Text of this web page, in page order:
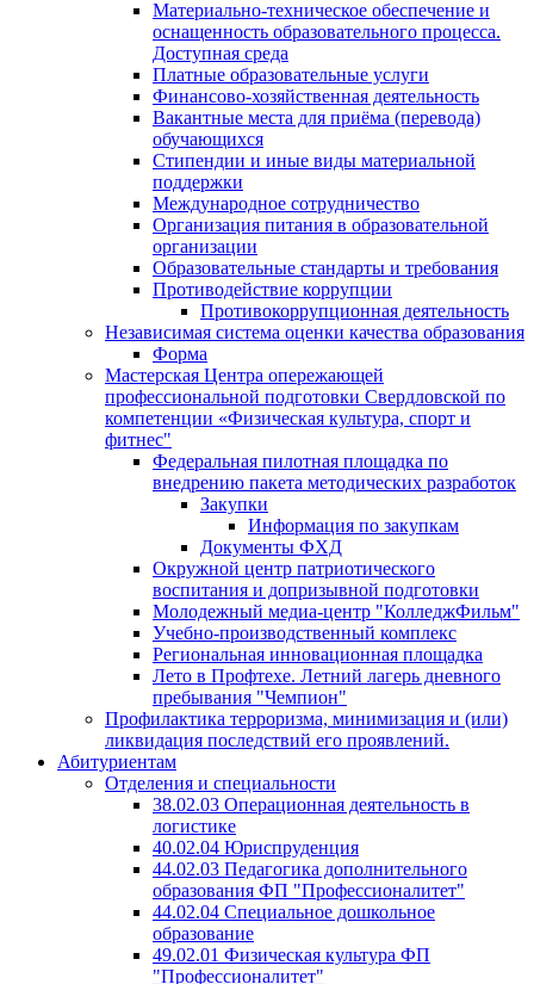
Материально-техническое обеспечение и
оснащенность образовательного процесса.
Доступная среда
Платные образовательные услуги
Финансово-хозяйственная деятельность
Вакантные места для приёма (перевода)
обучающихся
Стипендии и иные виды материальной
поддержки
Международное сотрудничество
Организация питания в образовательной
организации
Образовательные стандарты и требования
Противодействие коррупции
Противокоррупционная деятельность
Независимая система оценки качества образования
Форма
Мастерская Центра опережающей
профессиональной подготовки Свердловской по
компетенции «Физическая культура, спорт и
фитнес"
Федеральная пилотная площадка по
внедрению пакета методических разработок
Закупки
Информация по закупкам
Документы ФХД
Окружной центр патриотического
воспитания и допризывной подготовки
Молодежный медиа-центр "КолледжФильм"
Учебно-производственный комплекс
Региональная инновационная площадка
Лето в Профтехе. Летний лагерь дневного
пребывания "Чемпион"
Профилактика терроризма, минимизация и (или)
ликвидация последствий его проявлений.
Абитуриентам
Отделения и специальности
38.02.03 Операционная деятельность в
логистике
40.02.04 Юриспруденция
44.02.03 Педагогика дополнительного
образования ФП "Профессионалитет"
44.02.04 Специальное дошкольное
образование
49.02.01 Физическая культура ФП
"Профессионалитет"